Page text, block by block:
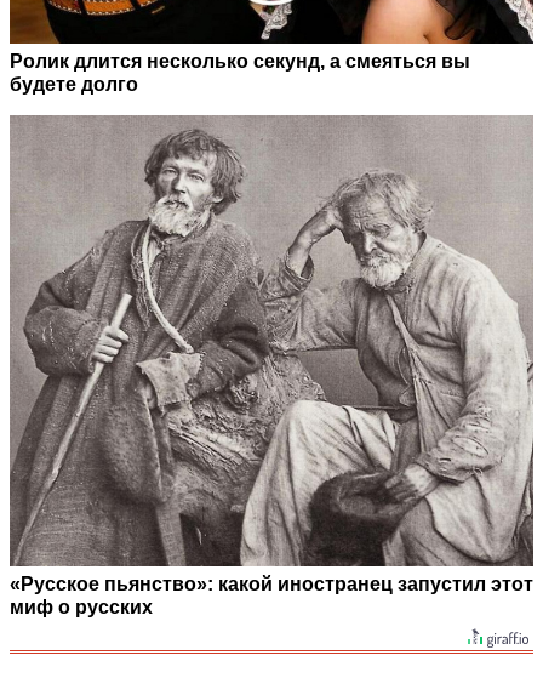
Ролик длится несколько секунд, а смеяться вы
будете долго
«Русское пьянство»: какой иностранец запустил этот
миф о русских